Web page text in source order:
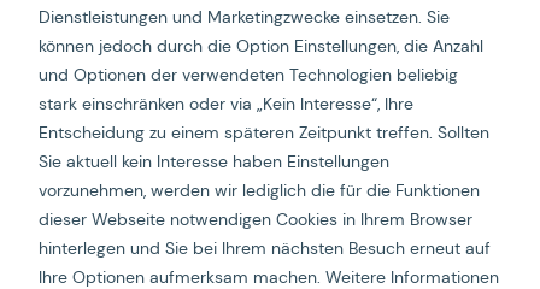
Dienstleistungen und Marketingzwecke einsetzen. Sie
können jedoch durch die Option Einstellungen, die Anzahl
und Optionen der verwendeten Technologien beliebig
stark einschränken oder via „Kein Interesse“, Ihre
Entscheidung zu einem späteren Zeitpunkt treffen. Sollten
Sie aktuell kein Interesse haben Einstellungen
vorzunehmen, werden wir lediglich die für die Funktionen
dieser Webseite notwendigen Cookies in Ihrem Browser
hinterlegen und Sie bei Ihrem nächsten Besuch erneut auf
Ihre Optionen aufmerksam machen. Weitere Informationen